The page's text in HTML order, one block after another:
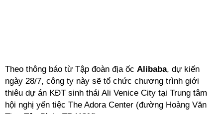
Theo thông báo từ Tập đoàn địa ốc Alibaba, dự kiến
ngày 28/7, công ty này sẽ tổ chức chương trình giới
thiêu dự án KĐT sinh thái Ali Venice City tại Trung tâm
hội nghị yến tiệc The Adora Center (đường Hoàng Văn